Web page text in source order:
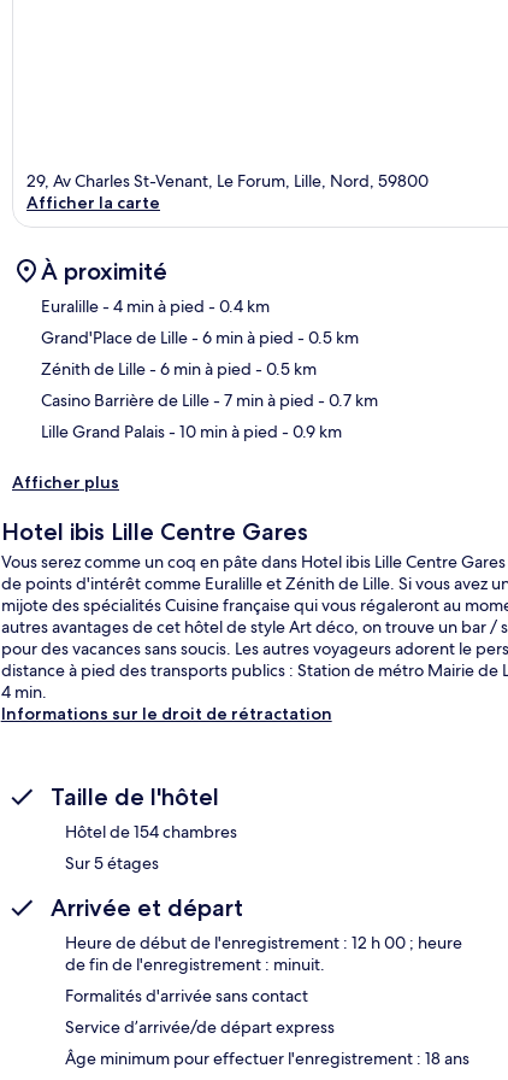
29, Av Charles St-Venant, Le Forum, Lille, Nord, 59800
Afficher la carte
À proximité
Euralille- 4 min à pied - 0.4 km
Grand'Place de Lille- 6 min à pied - 0.5 km
Zénith de Lille- 6 min à pied - 0.5 km
Casino Barrière de Lille- 7 min à pied - 0.7 km
Lille Grand Palais- 10 min à pied - 0.9 km
Afficher plus
Hotel ibis Lille Centre Gares
Vous serez comme un coq en pâte dans Hotel ibis Lille Centre
de points d'intérêt comme Euralille et Zénith de Lille. Si vous avez
mijote des spécialités Cuisine française qui vous régaleront au
autres avantages de cet hôtel de style Art déco, on trouve un bar
pour des vacances sans soucis. Les autres voyageurs adorent le
distance à pied des transports publics : Station de métro Mairie de
4 min.
Informations sur le droit de rétractation
Taille de l'hôtel
Hôtel de 154 chambres
Sur 5 étages
Arrivée et départ
Heure de début de l'enregistrement : 12 h 00 ; heure
de fin de l'enregistrement : minuit.
Formalités d'arrivée sans contact
Service d’arrivée/de départ express
Âge minimum pour effectuer l'enregistrement : 18 ans